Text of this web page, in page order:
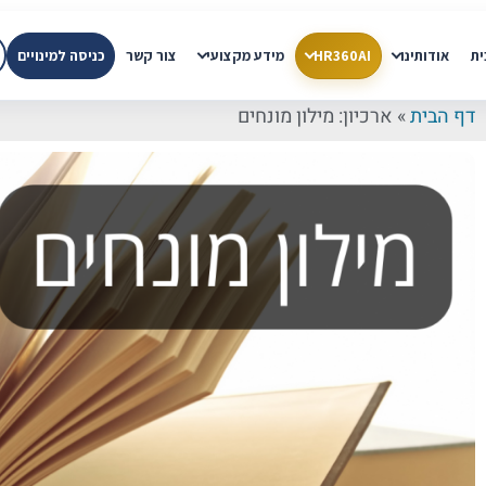
אודותינו HR360AI מידע מקצועי צור קשר כניסה למינויים
דף הבית» ארכיון: מילון מונחים